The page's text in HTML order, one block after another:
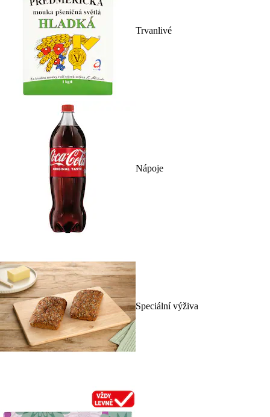
Trvanlivé
Nápoje
Speciální výživa